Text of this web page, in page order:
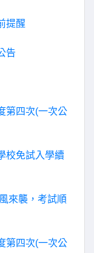
提醒
告
第四次(一次公
校免試入學續
來襲，考試順
第四次(一次公